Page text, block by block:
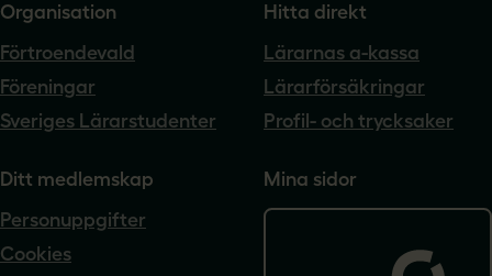
Organisation
Förtroendevald
Föreningar
Sveriges Lärarstudenter
Hitta direkt
Lärarnas a-kassa
Lärarförsäkringar
Profil- och trycksaker
Ditt medlemskap
Personuppgifter
Cookies
Mina sidor